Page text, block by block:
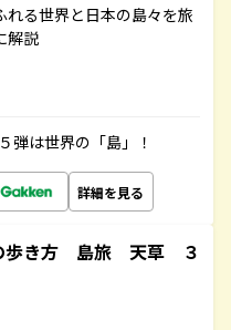
れる世界と日本の島々を旅
解説
弾は世界の「島」！
詳細を見る
歩き方 島旅 天草 ３